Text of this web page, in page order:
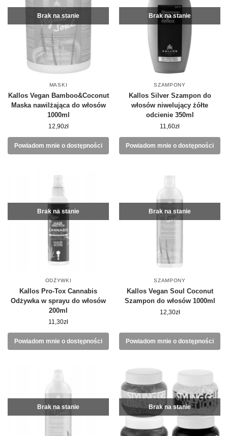
Brak na stanie
MASKI
Kallos Vegan Bamboo&Coconut
Maska nawilżająca do włosów
1000ml
12,90zł
Powiadom mnie o dostępności
Brak na stanie
SZAMPONY
Kallos Silver Szampon do
włosów niwelujący żółte
odcienie 350ml
11,60zł
Powiadom mnie o dostępności
Brak na stanie
ODŻYWKI
Kallos Pro-Tox Cannabis
Odżywka w sprayu do włosów
200ml
11,30zł
Powiadom mnie o dostępności
Brak na stanie
SZAMPONY
Kallos Vegan Soul Coconut
Szampon do włosów 1000ml
12,30zł
Powiadom mnie o dostępności
Brak na stanie Brak na stanie